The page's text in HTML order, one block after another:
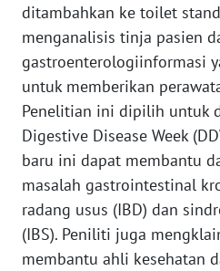
ditambahkan ke toilet
menganalisis tinja pasien
gastroenterologiinformasi
untuk memberikan
Penelitian ini dipilih untuk
Digestive Disease Week
baru ini dapat membantu
masalah gastrointestinal
radang usus (IBD) dan
(IBS). Peniliti juga
membantu ahli kesehatan
KONTAK
KAMI
INFO
IKLAN
TENTANG
KAMI
PEDOMAN
MEDIA
SIBER